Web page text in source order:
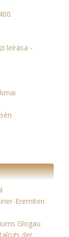
leírása -
Eremiten
Glogau
der